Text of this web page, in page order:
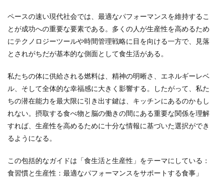
ペースの速い現代社会では、最適なパフォーマンスを維持するこ
とが成功への重要な要素である。多くの人が生産性を高めるため
にテクノロジーツールや時間管理戦略に目を向ける一方で、見落
とされがちだが基本的な側面として食生活がある。
私たちの体に供給される燃料は、精神の明晰さ、エネルギーレベ
ル、そして全体的な幸福感に大きく影響する。したがって、私た
ちの潜在能力を最大限に引き出す鍵は、キッチンにあるのかもし
れない。摂取する食べ物と脳の働きの間にある重要な関係を理解
すれば、生産性を高めるために十分な情報に基づいた選択ができ
るようになる。
この包括的なガイドは「食生活と生産性」をテーマにしている：
食習慣と生産性：最適なパフォーマンスをサポートする食事」